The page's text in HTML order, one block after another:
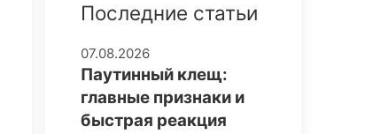
Последние статьи
07.08.2026
Паутинный клещ:
главные признаки и
быстрая реакция